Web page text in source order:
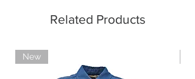
44/46Related Products
New